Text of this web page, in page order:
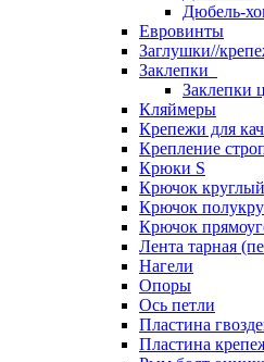
Дюбель-
Евровинты
Заглушки//
Заклепки
Заклепки
Кляймеры
Крепежи для
Крепление
Крюки S
Крючок
Крючок
Крючок
Лента тарная
Нагели
Опоры
Ось петли
Пластина
Пластина